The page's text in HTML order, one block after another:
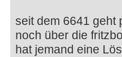
seit dem 6641 geht
noch über die
hat jemand eine